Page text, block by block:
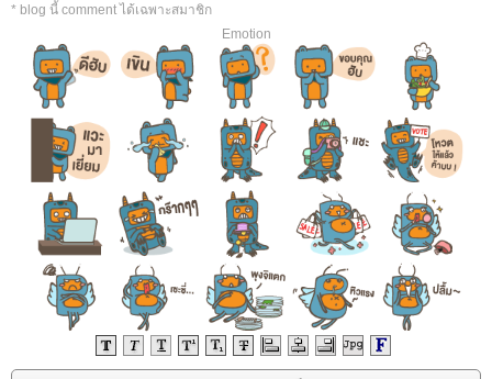
* blog นี้ comment ได้เฉพาะสมาชิก
Emotion